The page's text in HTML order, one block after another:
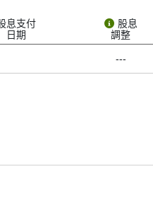
it will pay per share and sets
before the ex-date, your
息支付
日期
股息
調整
---
潤的方式. 若以現金支付, 款